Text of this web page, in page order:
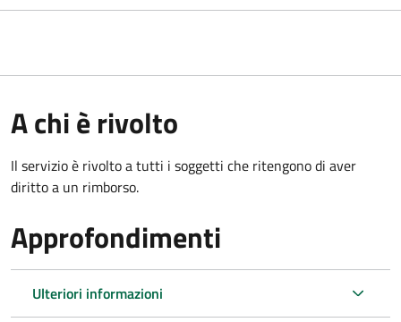
A chi è rivolto
Il servizio è rivolto a tutti i soggetti che ritengono di aver
diritto a un rimborso.
Approfondimenti
Ulteriori informazioni